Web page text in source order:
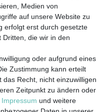
Medien von
auf unsere Website zu
erfolgt erst durch gesetzte
Dritten, die wir in den
oder aufgrund eines
Zustimmung kann erteilt
Recht, nicht einzuwilligen
Zeitpunkt zu ändern oder
Impressum und weitere